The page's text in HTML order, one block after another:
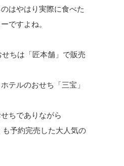
はやはり実際に食べた
ですよね。
ちは「匠本舗」で販売
テルのおせち「三宝」
ちでありながら
も予約完売した大人気の